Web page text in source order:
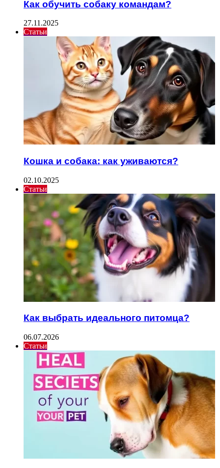
Как обучить собаку командам?
27.11.2025
Статьи
Кошка и собака: как уживаются?
02.10.2025
Статьи
Как выбрать идеального питомца?
06.07.2026
Статьи